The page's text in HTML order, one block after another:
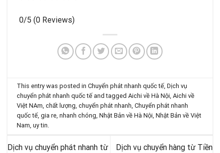
0/5 (0 Reviews)
This entry was posted inChuyển phát nhanh quốc tế,Dịch vụ
chuyển phát nhanh quốc tế and taggedAichi về Hà Nội,Aichi về
Việt NAm,chất lượng,chuyển phát nhanh,Chuyển phát nhanh
quốc tế,gia re,nhanh chóng,Nhật Bản về Hà Nội,Nhật Bản về Việt
Nam,uy tin.
Dịch vụ chuyển phát nhanh từ
Dịch vụ chuyển hàng từ Tiền